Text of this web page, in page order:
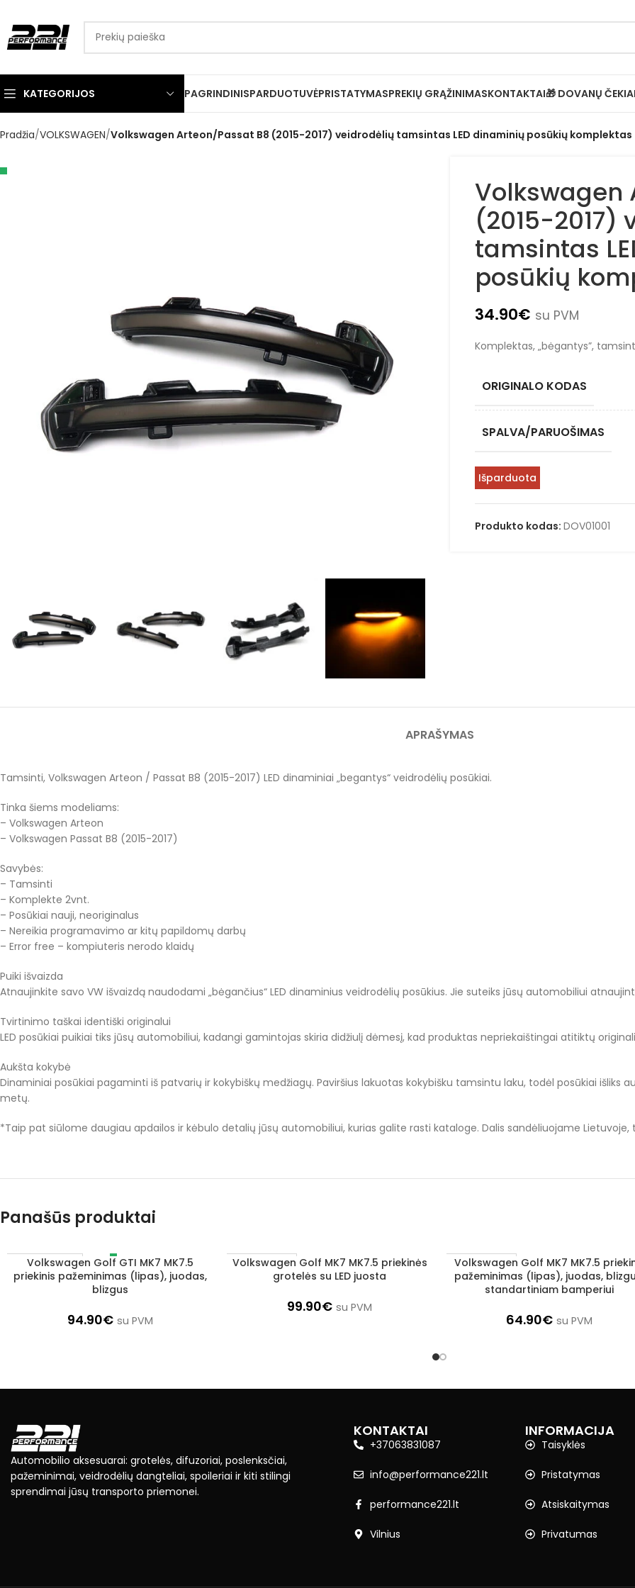
KATEGORIJOS PAGRINDINISPARDUOTUVĖPRISTATYMASPREKIŲ GRĄŽINIMASKONTAKTAI🎁 DOVANŲ ČEKIAI
Pradžia VOLKSWAGEN Volkswagen Arteon/Passat B8 (2015-2017) veidrodėlių tamsintas LED dinaminių posūkių komplektas
Volkswagen
(2015-2017)
tamsintas
posūkių
34.90€ su PVM
Komplektas, „bėgantys”,
ORIGINALO KODAS
SPALVA/PARUOŠIMAS
Išparduota
Produkto kodas: DOV01001
APRAŠYMAS
Tamsinti, Volkswagen Arteon / Passat B8 (2015-2017) LED dinaminiai „begantys“ veidrodėlių posūkiai.
Tinka šiems modeliams:
– Volkswagen Arteon
– Volkswagen Passat B8 (2015-2017)
Savybės:
– Tamsinti
– Komplekte 2vnt.
– Posūkiai nauji, neoriginalus
– Nereikia programavimo ar kitų papildomų darbų
– Error free – kompiuteris nerodo klaidų
Puiki išvaizda
Atnaujinkite savo VW išvaizdą naudodami „bėgančius“ LED dinaminius veidrodėlių posūkius. Jie suteiks jūsų automobiliui
Tvirtinimo taškai identiški originalui
LED posūkiai puikiai tiks jūsų automobiliui, kadangi gamintojas skiria didžiulį dėmesį, kad produktas nepriekaištingai atitiktų
Aukšta kokybė
Dinaminiai posūkiai pagaminti iš patvarių ir kokybiškų medžiagų. Paviršius lakuotas kokybišku tamsintu laku, todėl posūkiai išliks
metų.
*Taip pat siūlome daugiau apdailos ir kėbulo detalių jūsų automobiliui, kurias galite rasti kataloge. Dalis sandėliuojame
Panašūs produktai
IŠPARDUOTA
DAUGIAU
Volkswagen Golf GTI MK7 MK7.5
priekinis pažeminimas (lipas), juodas,
blizgus
94.90€ su PVM
1–3 D. D.
Į KREPŠELĮ
Volkswagen Golf MK7 MK7.5 priekinės
grotelės su LED juosta
99.90€ su PVM
1–3 D. D.
Į KREPŠELĮ
Volkswagen Golf MK7 MK7.5
pažeminimas (lipas), juodas,
standartiniam bamperiui
64.90€ su PVM
Automobilio aksesuarai: grotelės, difuzoriai, poslenksčiai,
pažeminimai, veidrodėlių dangteliai, spoileriai ir kiti stilingi
sprendimai jūsų transporto priemonei.
KONTAKTAI
+37063831087
info@performance221.lt
performance221.lt
Vilnius
INFORMACIJA
Taisyklės
Pristatymas
Atsiskaitymas
Privatumas